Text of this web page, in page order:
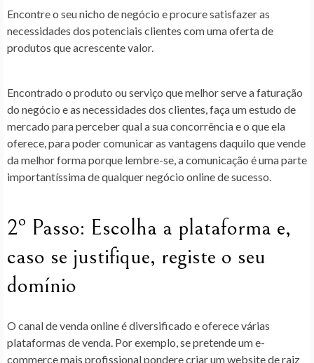
Encontre o seu nicho de negócio e procure satisfazer as
necessidades dos potenciais clientes com uma oferta de
produtos que acrescente valor.
Encontrado o produto ou serviço que melhor serve a faturação
do negócio e as necessidades dos clientes, faça um estudo de
mercado para perceber qual a sua concorrência e o que ela
oferece, para poder comunicar as vantagens daquilo que vende
da melhor forma porque lembre-se, a comunicação é uma parte
importantíssima de qualquer negócio online de sucesso.
2º Passo: Escolha a plataforma e,
caso se justifique, registe o seu
domínio
O canal de venda online é diversificado e oferece várias
plataformas de venda. Por exemplo, se pretende um e-
commerce mais profissional pondere criar um website de raiz